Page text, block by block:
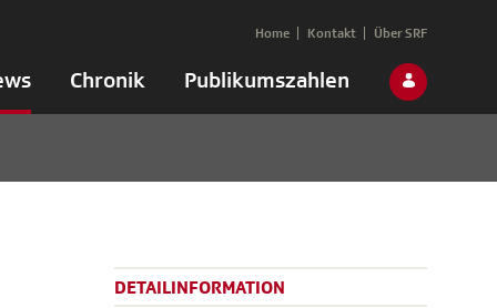
Chronik Publikumszahlen
Home Kontakt Über SRF
DETAILINFORMATION